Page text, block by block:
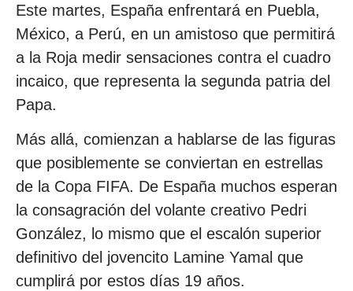
Este martes, España enfrentará en Puebla,
México, a Perú, en un amistoso que permitirá
a la Roja medir sensaciones contra el cuadro
incaico, que representa la segunda patria del
Papa.
Más allá, comienzan a hablarse de las figuras
que posiblemente se conviertan en estrellas
de la Copa FIFA. De España muchos esperan
la consagración del volante creativo Pedri
González, lo mismo que el escalón superior
definitivo del jovencito Lamine Yamal que
cumplirá por estos días 19 años.